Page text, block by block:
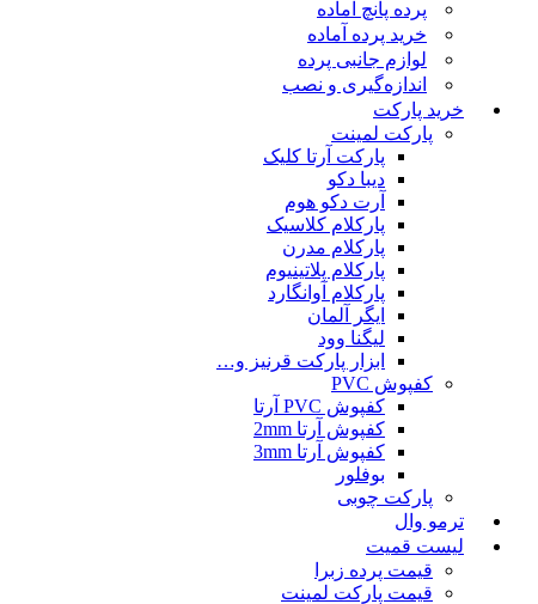
پرده پانچ آماده
خرید پرده آماده
لوازم جانبی پرده
اندازه‌گیری و نصب
خرید پارکت
پارکت لمینت
پارکت آرتا کلیک
دیبا دکو
آرت دکو هوم
پارکلام کلاسیک
پارکلام مدرن
پارکلام پلاتینیوم
پارکلام آوانگارد
ایگر آلمان
لیگنا وود
ابزار پارکت قرنیز و…
کفپوش PVC
کفپوش PVC آرتا
کفپوش آرتا 2mm
کفپوش آرتا 3mm
بوفلور
پارکت چوبی
ترمو وال
لیست قمیت
قیمت پرده زبرا
قیمت پارکت لمینت